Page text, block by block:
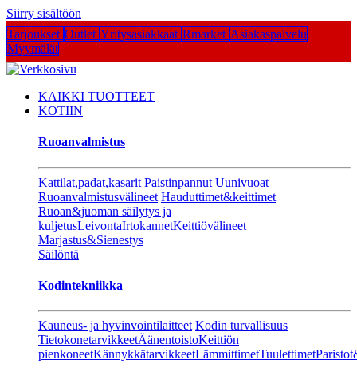
Siirry sisältöön
Tarjoukset Outlet Yritysasiakkaat Rmarket Asiakaspalvelu
Myymälät
KAIKKI TUOTTEET
KOTIIN
Ruoanvalmistus
Kattilat,padat,kasarit Paistinpannut Uunivuoat
Ruoanvalmistusvälineet Hauduttimet&keittimet
Ruoan&juoman säilytys ja
kuljetusLeivontaIrtokannetKeittiövälineet
Marjastus&Sienestys
Säilöntä
Kodintekniikka
Kauneus- ja hyvinvointilaitteet Kodin turvallisuus
TietokonetarvikkeetÄänentoistoKeittiön
pienkoneetKännykkätarvikkeetLämmittimetTuulettimet